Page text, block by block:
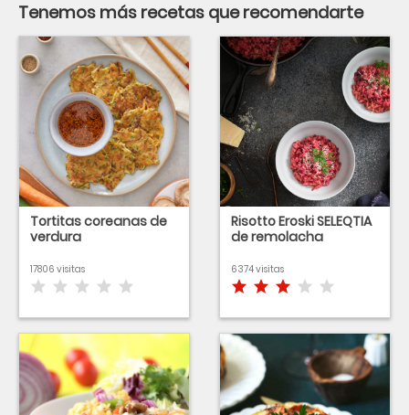
Tenemos más recetas que recomendarte
Tortitas coreanas de
verdura
17806 visitas
Risotto Eroski SELEQTIA
de remolacha
6374 visitas